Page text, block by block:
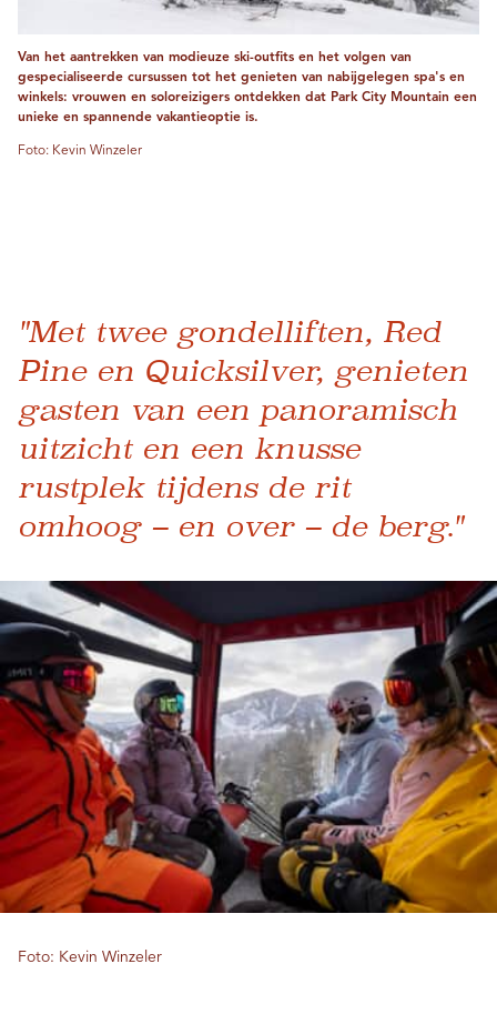
Van het aantrekken van modieuze ski-outfits en het volgen van
gespecialiseerde cursussen tot het genieten van nabijgelegen spa's en
winkels: vrouwen en soloreizigers ontdekken dat Park City Mountain een
unieke en spannende vakantieoptie is.
Foto: Kevin Winzeler
"Met twee gondelliften, Red
Pine en Quicksilver, genieten
gasten van een panoramisch
uitzicht en een knusse
rustplek tijdens de rit
omhoog – en over – de berg."
Foto: Kevin Winzeler